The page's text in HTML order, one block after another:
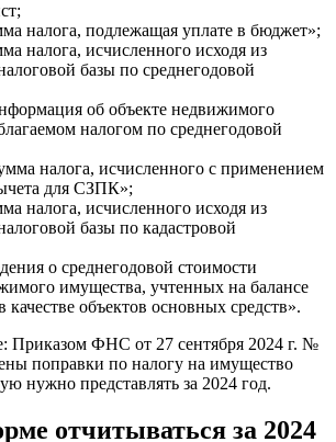
налога, подлежащая уплате в бюджет»;
налога, исчисленного исходя из
базы по среднегодовой
об объекте недвижимого
налогом по среднегодовой
налога, исчисленного с применением
для СЗПК»;
налога, исчисленного исходя из
базы по кадастровой
о среднегодовой стоимости
имущества, учтенных на балансе
качестве объектов основных средств».
Приказом ФНС от 27 сентября 2024 г. №
поправки по налогу на имущество
нужно представлять за 2024 год.
отчитываться за 2024